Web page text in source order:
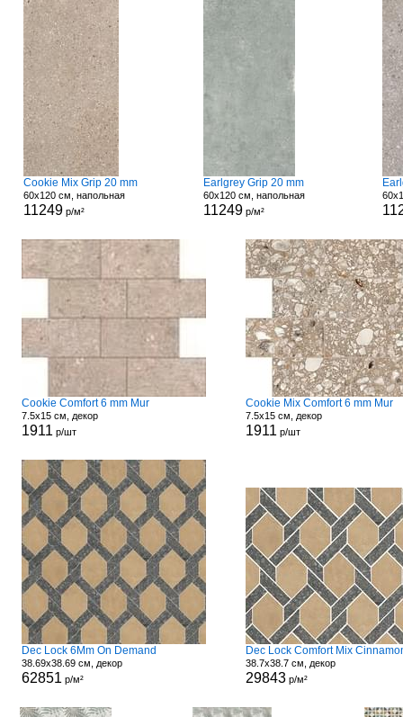
Cookie Mix Grip 20 mm
60x120 см, напольная
11249 р/м²
Earlgrey Grip 20 mm
60x120 см, напольная
11249р/м²
Cookie Comfort 6 mm Mur
7.5x15 см, декор
1911 р/шт
Cookie Mix Comfort 6 mm Mur
7.5x15 см, декор
1911 р/шт
Dec Lock 6Mm On Demand
38.69x38.69 см, декор
62851 р/м²
38.7x38.7 см, декор
29843р/м²